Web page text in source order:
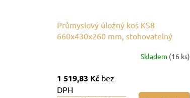
Průmyslový úložný koš KS8
660x430x260 mm, stohovatelný
Skladem (16 ks)
1 519,83 Kč bez
DPH